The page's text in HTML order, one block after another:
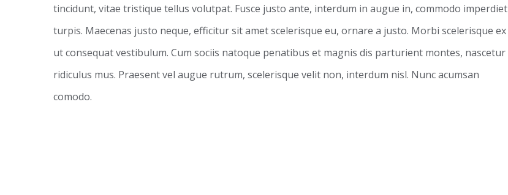
tincidunt, vitae tristique tellus volutpat. Fusce justo ante, interdum in augue in, commodo imperdiet
turpis. Maecenas justo neque, efficitur sit amet scelerisque eu, ornare a justo. Morbi scelerisque ex
ut consequat vestibulum. Cum sociis natoque penatibus et magnis dis parturient montes, nascetur
ridiculus mus. Praesent vel augue rutrum, scelerisque velit non, interdum nisl. Nunc acumsan
comodo.